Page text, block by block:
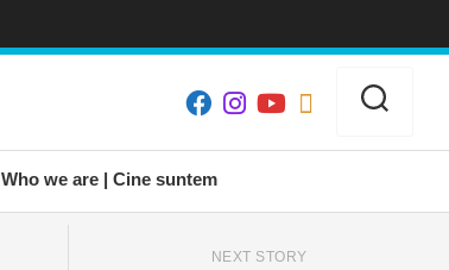
Who we are | Cine suntem
NEXT STORY